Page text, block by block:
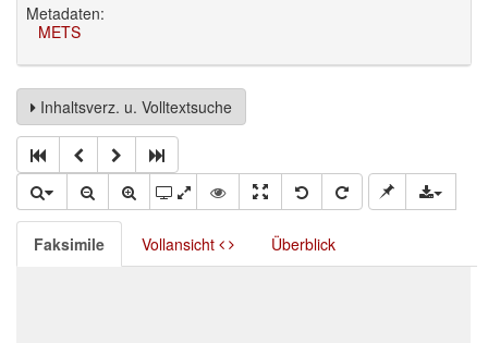
Metadaten:
METS
Inhaltsverz. u. Volltextsuche
Faksimile Vollansicht Überblick